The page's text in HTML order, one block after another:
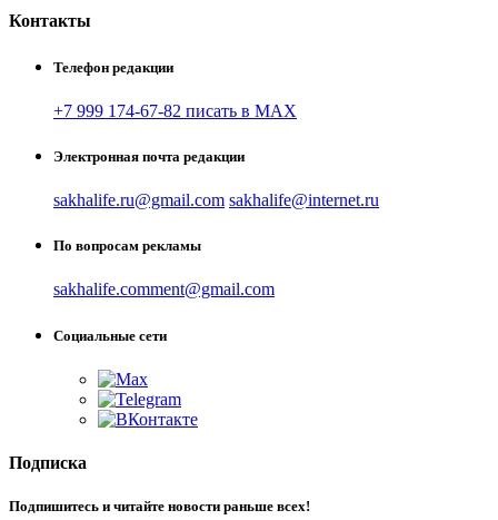
Контакты
Телефон редакции
+7 999 174-67-82 писать в MAX
Электронная почта редакции
sakhalife.ru@gmail.com sakhalife@internet.ru
По вопросам рекламы
sakhalife.comment@gmail.com
Социальные сети
Подписка
Подпишитесь и читайте новости раньше всех!